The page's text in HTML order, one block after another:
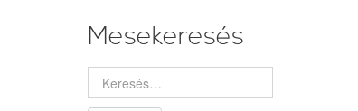
Mesekeresés